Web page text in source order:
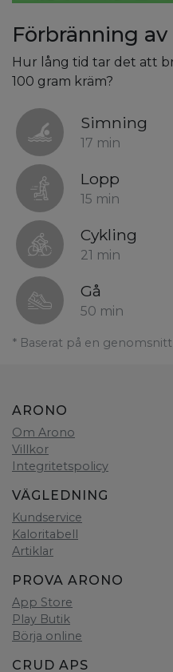
Förbränning av
Hur lång tid tar det att
100 gram kräm?
Simning
17 min
Lopp
15 min
Cykling
21 min
Gå
50 min
* Baserat på en
ARONO
Om Arono
Villkor
Integritetspolicy
VÄGLEDNING
Kundservice
Kaloritabell
Artiklar
PROVA ARONO
App Store
Play Butik
Börja online
CRUD APS